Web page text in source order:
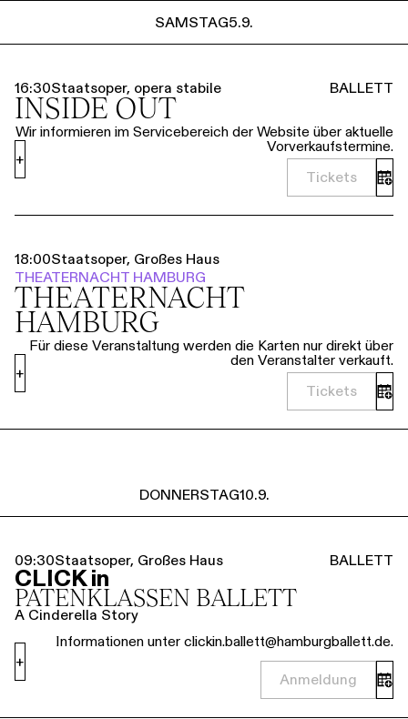
Führungen Jobs
SAMSTAG5.9.
SAMSTAG5.9.
16:30Staatsoper, opera stabile BALLETT
INSIDE OUT
Wir informieren im Servicebereich der Website über aktuelle
Vorverkaufstermine.
Tickets
+
18:00Staatsoper, Großes Haus
THEATERNACHT HAMBURG
THEATER­NACHT
HAMBURG
Für diese Veranstaltung werden die Karten nur direkt über
den Veranstalter verkauft.
Tickets
+
DONNERSTAG10.9.
09:30Staatsoper, Großes Haus BALLETT
CLICK in
PATENKLASSEN BALLETT
A Cinderella Story
Informationen unter clickin.ballett@hamburgballett.de.
Anmeldung
+